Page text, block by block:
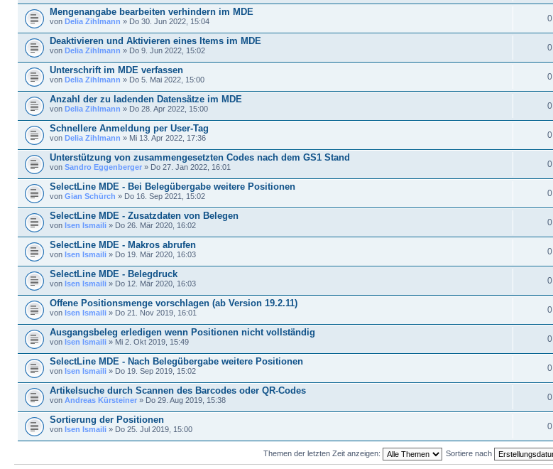
Mengenangabe bearbeiten verhindern im MDE
von Delia Zihlmann » Do 30. Jun 2022, 15:04 0
Deaktivieren und Aktivieren eines Items im MDE
von Delia Zihlmann » Do 9. Jun 2022, 15:02 0
Unterschrift im MDE verfassen
von Delia Zihlmann » Do 5. Mai 2022, 15:00 0
Anzahl der zu ladenden Datensätze im MDE
von Delia Zihlmann » Do 28. Apr 2022, 15:00 0
Schnellere Anmeldung per User-Tag
von Delia Zihlmann » Mi 13. Apr 2022, 17:36 0
Unterstützung von zusammengesetzten Codes nach dem GS1 Stand
von Sandro Eggenberger » Do 27. Jan 2022, 16:01 0
SelectLine MDE - Bei Belegübergabe weitere Positionen
von Gian Schürch » Do 16. Sep 2021, 15:02 0
SelectLine MDE - Zusatzdaten von Belegen
von Isen Ismaili » Do 26. Mär 2020, 16:02 0
SelectLine MDE - Makros abrufen
von Isen Ismaili » Do 19. Mär 2020, 16:03 0
SelectLine MDE - Belegdruck
von Isen Ismaili » Do 12. Mär 2020, 16:03 0
Offene Positionsmenge vorschlagen (ab Version 19.2.11)
von Isen Ismaili » Do 21. Nov 2019, 16:01 0
Ausgangsbeleg erledigen wenn Positionen nicht vollständig
von Isen Ismaili » Mi 2. Okt 2019, 15:49 0
SelectLine MDE - Nach Belegübergabe weitere Positionen
von Isen Ismaili » Do 19. Sep 2019, 15:02 0
Artikelsuche durch Scannen des Barcodes oder QR-Codes
von Andreas Kürsteiner » Do 29. Aug 2019, 15:38 0
Sortierung der Positionen
von Isen Ismaili » Do 25. Jul 2019, 15:00 0
Themen der letzten Zeit anzeigen: Sortiere nach